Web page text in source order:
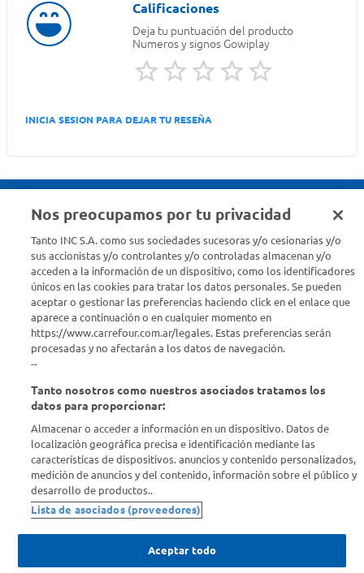
Deja tu puntuación del producto
Numeros y signos Gowiplay
INICIA SESION PARA DEJAR TU RESEÑA
Estamos para ayudarte
¿Tenés una consulta? Comunicate con nosotros acá
Descubrí Carrefour
Conocenos
Info útil
Comprá Online
Nos preocupamos por tu privacidad
Tanto INC S.A. como sus sociedades sucesoras y/o cesionarias y/o
sus accionistas y/o controlantes y/o controladas almacenan y/o
acceden a la información de un dispositivo, como los identificadores
únicos en las cookies para tratar los datos personales. Se pueden
aceptar o gestionar las preferencias haciendo click en el enlace que
aparece a continuación o en cualquier momento en
https://www.carrefour.com.ar/legales. Estas preferencias serán
procesadas y no afectarán a los datos de navegación.
--
Tanto nosotros como nuestros asociados tratamos los
datos para proporcionar:
Almacenar o acceder a información en un dispositivo. Datos de
localización geográfica precisa e identificación mediante las
características de dispositivos. anuncios y contenido personalizados,
medición de anuncios y del contenido, información sobre el público y
desarrollo de productos..
Lista de asociados (proveedores)
Aceptar todo